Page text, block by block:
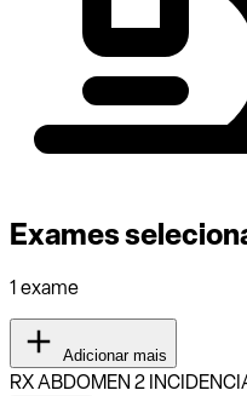
Exames
1 exame
Adicionar mais
RX ABDOMEN 2